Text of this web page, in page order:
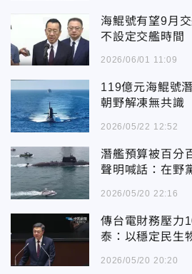
海鯤號有望9月
不設定交艦時間
2026/06/01 11:09
119億元海鯤號
朝野解凍無共識
2026/05/22 12:52
潛艦預算被百分
聲明喊話：在野
2026/05/20 22:16
傳台電財務壓
泰：以穩定民生
2026/05/20 20:20